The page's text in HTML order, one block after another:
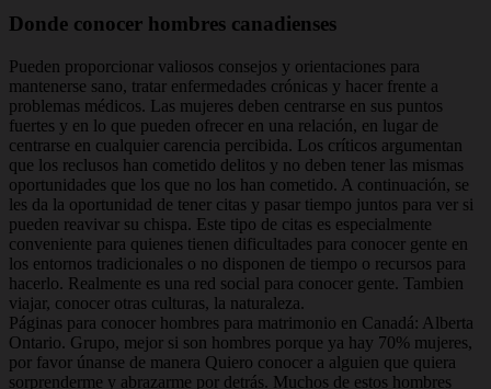
Donde conocer hombres canadienses
Pueden proporcionar valiosos consejos y orientaciones para
mantenerse sano, tratar enfermedades crónicas y hacer frente a
problemas médicos. Las mujeres deben centrarse en sus puntos
fuertes y en lo que pueden ofrecer en una relación, en lugar de
centrarse en cualquier carencia percibida. Los críticos argumentan
que los reclusos han cometido delitos y no deben tener las mismas
oportunidades que los que no los han cometido. A continuación, se
les da la oportunidad de tener citas y pasar tiempo juntos para ver si
pueden reavivar su chispa. Este tipo de citas es especialmente
conveniente para quienes tienen dificultades para conocer gente en
los entornos tradicionales o no disponen de tiempo o recursos para
hacerlo. Realmente es una red social para conocer gente. Tambien
viajar, conocer otras culturas, la naturaleza.
Páginas para conocer hombres para matrimonio en Canadá: Alberta
Ontario. Grupo, mejor si son hombres porque ya hay 70% mujeres,
por favor únanse de manera Quiero conocer a alguien que quiera
sorprenderme y abrazarme por detrás. Muchos de estos hombres